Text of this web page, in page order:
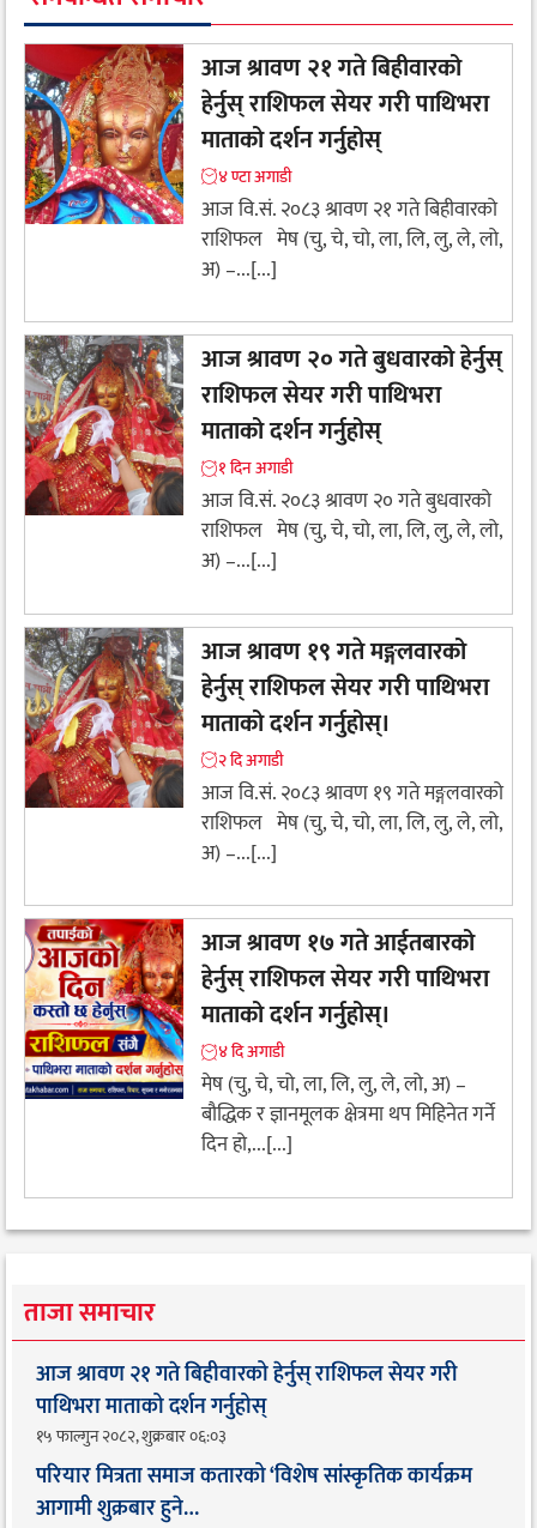
आज श्रावण २१ गते बिहीवारको
हेर्नुस् राशिफल सेयर गरी पाथिभरा
माताको दर्शन गर्नुहोस्
४ ण्टा अगाडी
आज वि.सं. २०८३ श्रावण २१ गते बिहीवारको
राशिफल मेष (चु, चे, चो, ला, लि, लु, ले, लो,
अ) –...[...]
आज श्रावण २० गते बुधवारको हेर्नुस्
राशिफल सेयर गरी पाथिभरा
माताको दर्शन गर्नुहोस्
१ दिन अगाडी
आज वि.सं. २०८३ श्रावण २० गते बुधवारको
राशिफल मेष (चु, चे, चो, ला, लि, लु, ले, लो,
अ) –...[...]
आज श्रावण १९ गते मङ्गलवारको
हेर्नुस् राशिफल सेयर गरी पाथिभरा
माताको दर्शन गर्नुहोस्।
२ दि अगाडी
आज वि.सं. २०८३ श्रावण १९ गते मङ्गलवारको
राशिफल मेष (चु, चे, चो, ला, लि, लु, ले, लो,
अ) –...[...]
आज श्रावण १७ गते आईतबारको
हेर्नुस् राशिफल सेयर गरी पाथिभरा
माताको दर्शन गर्नुहोस्।
४ दि अगाडी
मेष (चु, चे, चो, ला, लि, लु, ले, लो, अ) –
बौद्धिक र ज्ञानमूलक क्षेत्रमा थप मिहिनेत गर्ने
दिन हो,...[...]
ताजा समाचार
आज श्रावण २१ गते बिहीवारको हेर्नुस् राशिफल सेयर गरी
पाथिभरा माताको दर्शन गर्नुहोस्
१५ फाल्गुन २०८२, शुक्रबार ०६:०३
परियार मित्रता समाज कतारको ‘विशेष सांस्कृतिक कार्यक्रम
आगामी शुक्रबार हुने…